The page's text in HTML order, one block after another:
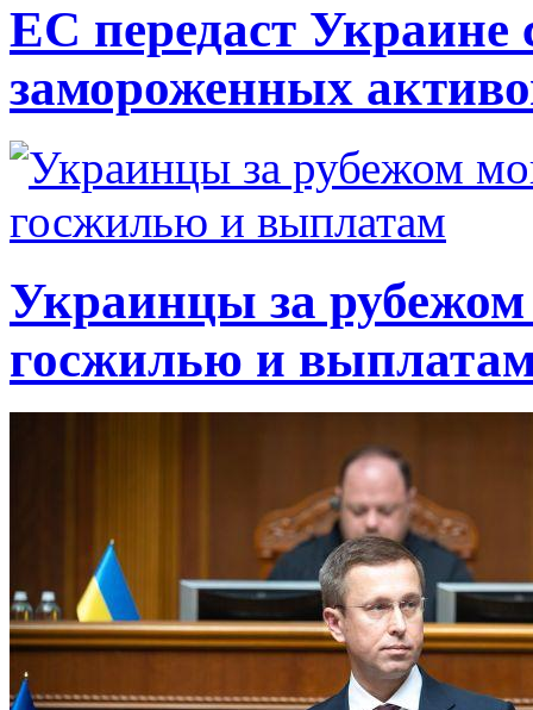
ЕС передаст Украине
замороженных
Украинцы за рубежом
госжилью и